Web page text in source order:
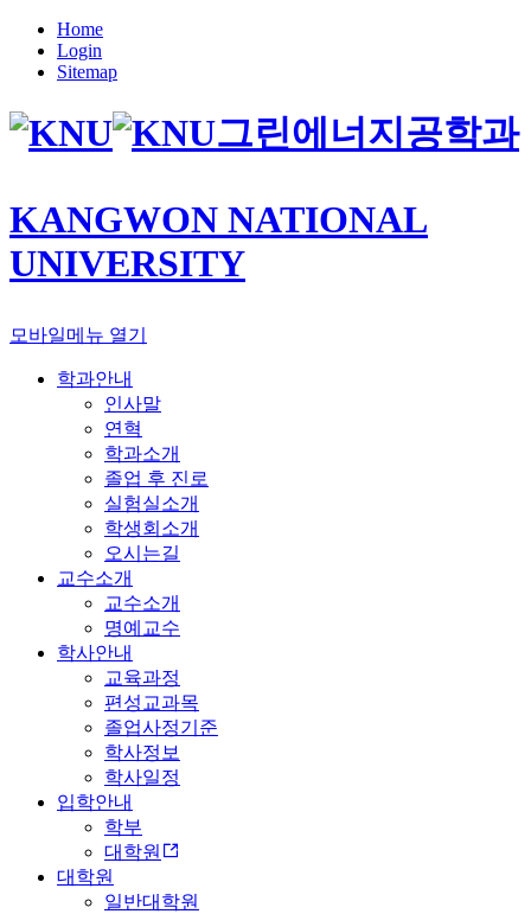
Home
Login
Sitemap
그린에너지공학과
KANGWON NATIONAL
UNIVERSITY
모바일메뉴 열기
학과안내
인사말
연혁
학과소개
졸업 후 진로
실험실소개
학생회소개
오시는길
교수소개
교수소개
명예교수
학사안내
교육과정
편성교과목
졸업사정기준
학사정보
학사일정
입학안내
학부
대학원
대학원
일반대학원